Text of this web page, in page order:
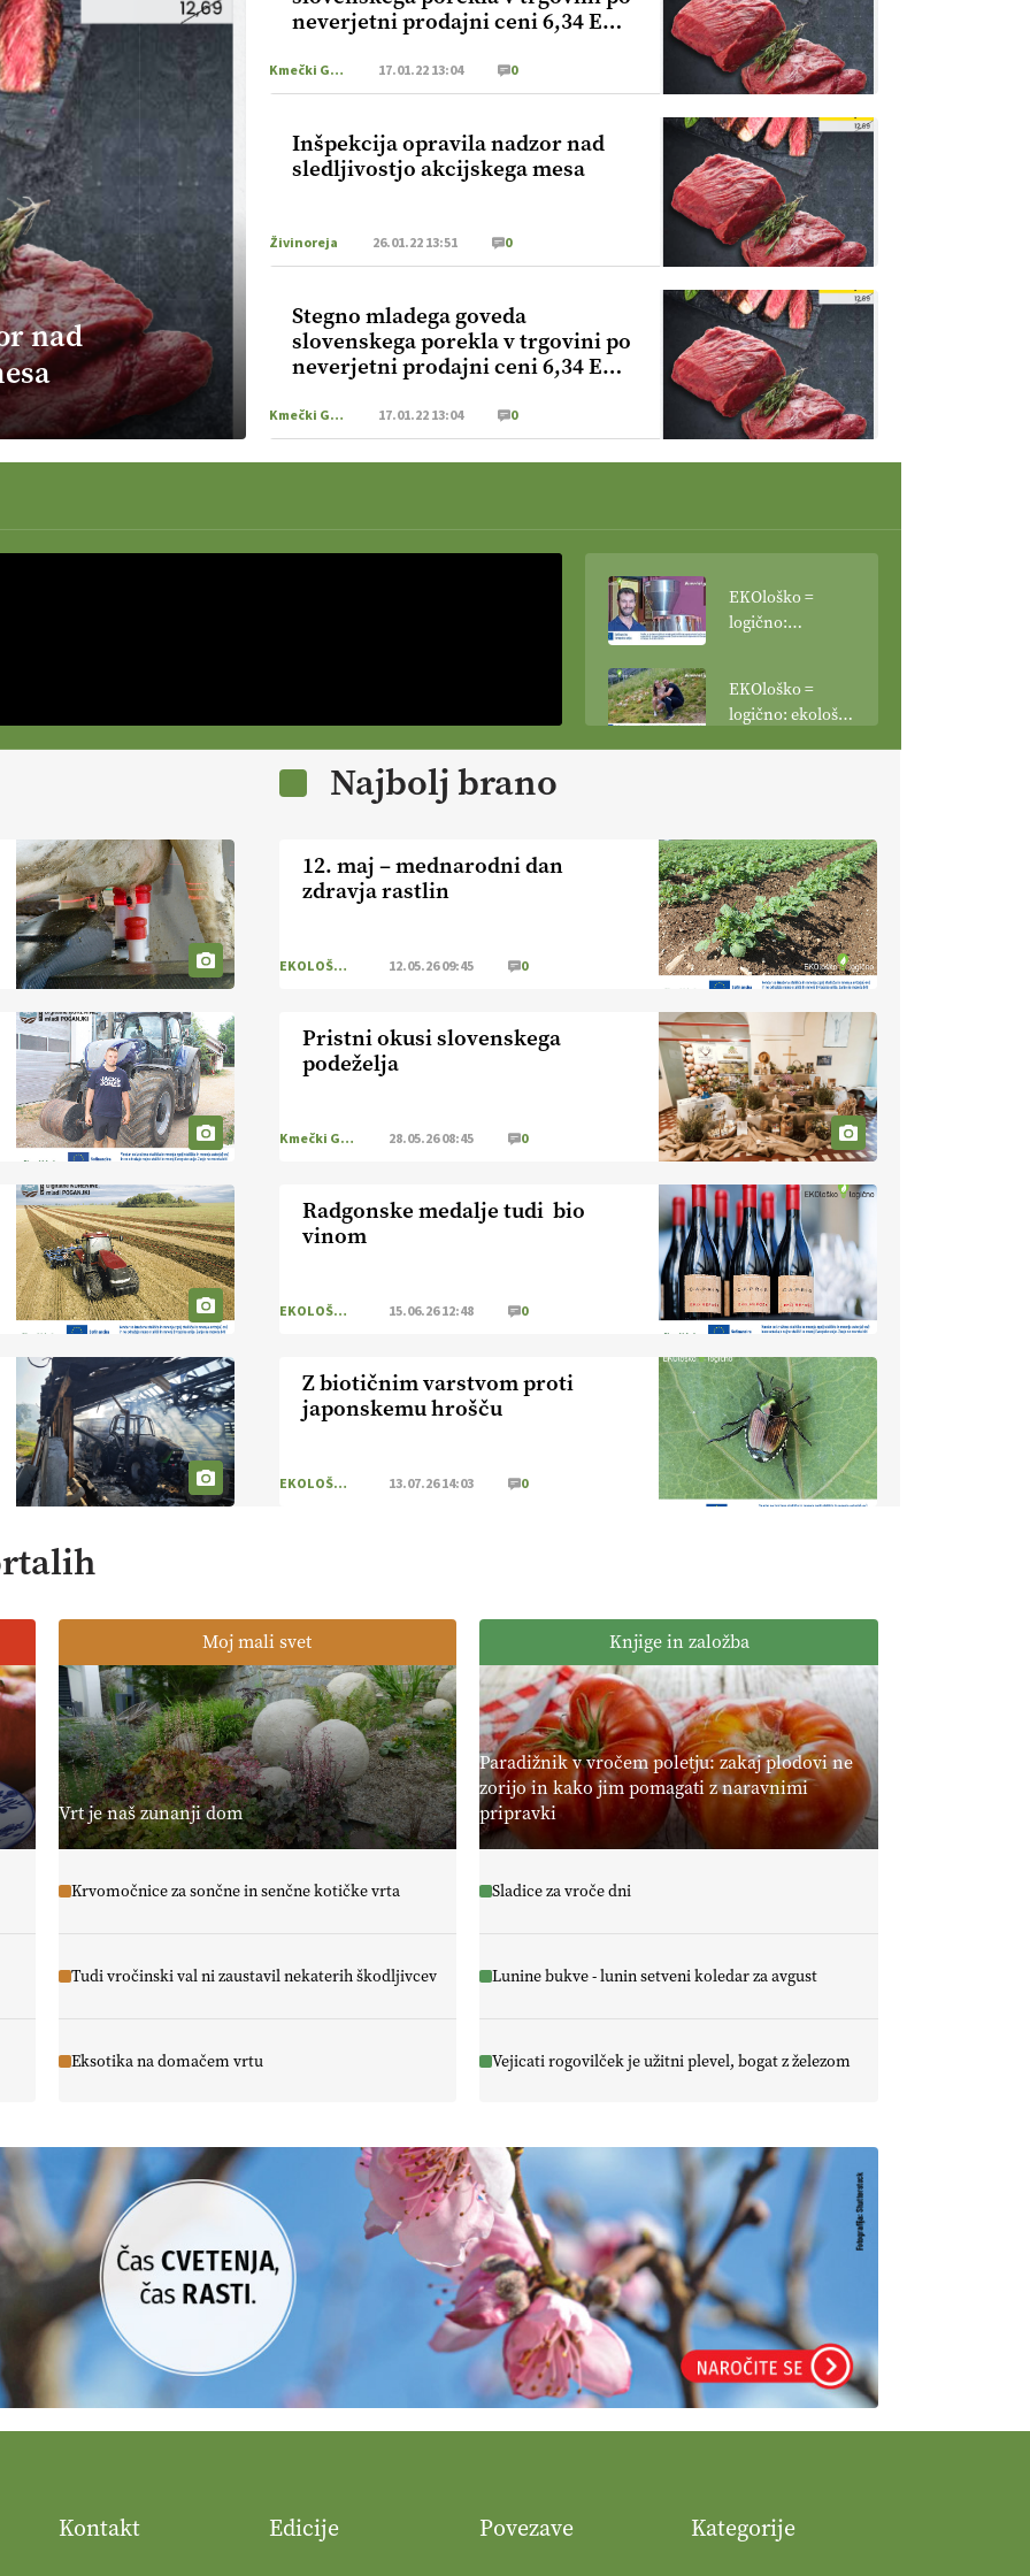
nad
neverjetni prodajni ceni 6,34 EUR
Kmečki Glas 17.01.22 13:04 0
Inšpekcija opravila nadzor nad
sledljivostjo akcijskega mesa
Živinoreja 26.01.22 13:51 0
Stegno mladega goveda
slovenskega porekla v trgovini po
neverjetni prodajni ceni 6,34 EUR
Kmečki Glas 17.01.22 13:04 0
EKOloško =
logično:
posestvo
MonteMoro
EKOloško =
logično: ekološka
EKOloško =
logično: VLOG
Ekološko
kmetijstvo brez
škropljenja?
EKOloško =
logično: ekološka
kmetija FREŠER
KMETIJSKA
LIGA PRVAKOV:
POMLADITEV
KMETIJSKE
EKIPE
KMETIJSKA
UKRAJINA vs.
EVROPA
EKOloško =
logično: ekološka
kmetija B'ZGAR
EKOloško =
logično: ekološka
kmetija PR'
RAKARI
EKOloško =
logično:
STROKOVNA
OKROGLA MIZA
BOZOVIČAR
logično: kmetija
SADONIK
EKOloško =
logično: kmetija
Pr' POLONI in
JURIJU
EKOloško =
logično: kmetija
ZEL
Najbolj brano
12. maj – mednarodni dan
zdravja rastlin
EKOLOŠKO LOGIČNO 12.05.26 09:45 0
Pristni okusi slovenskega
podeželja
Kmečki Glas 28.05.26 08:45 0
Radgonske medalje tudi bio
vinom
EKOLOŠKO LOGIČNO 15.06.26 12:48 0
Z biotičnim varstvom proti
japonskemu hrošču
EKOLOŠKO LOGIČNO 13.07.26 14:03 0
Moj mali svet
Vrt je naš zunanji dom
Krvomočnice za sončne in senčne kotičke vrta
Tudi vročinski val ni zaustavil nekaterih škodljivcev
Eksotika na domačem vrtu
Knjige in založba
Paradižnik v vročem poletju: zakaj plodovi ne
zorijo in kako jim pomagati z naravnimi
pripravki
Sladice za vroče dni
Lunine bukve - lunin setveni koledar za avgust
Vejicati rogovilček je užitni plevel, bogat z železom
Kontakt Edicije Povezave Kategorije